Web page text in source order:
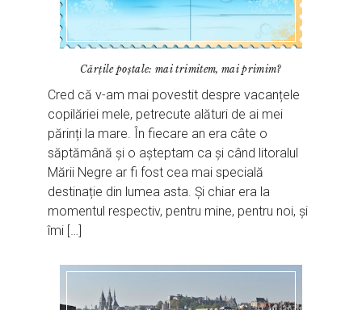
Cărțile poștale: mai trimitem, mai primim?
Cred că v-am mai povestit despre vacanțele
copilăriei mele, petrecute alături de ai mei
părinți la mare. În fiecare an era câte o
săptămână și o așteptam ca și când litoralul
Mării Negre ar fi fost cea mai specială
destinație din lumea asta. Și chiar era la
momentul respectiv, pentru mine, pentru noi, și
îmi […]